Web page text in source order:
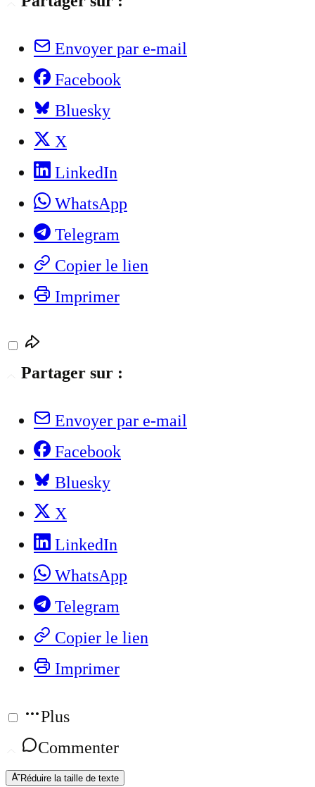
Envoyer par e-mail
Facebook
Bluesky
X
LinkedIn
WhatsApp
Telegram
Copier le lien
Imprimer
Partager sur :
Envoyer par e-mail
Facebook
Bluesky
X
LinkedIn
WhatsApp
Telegram
Copier le lien
Imprimer
Plus
Commenter
Réduire la taille de texte